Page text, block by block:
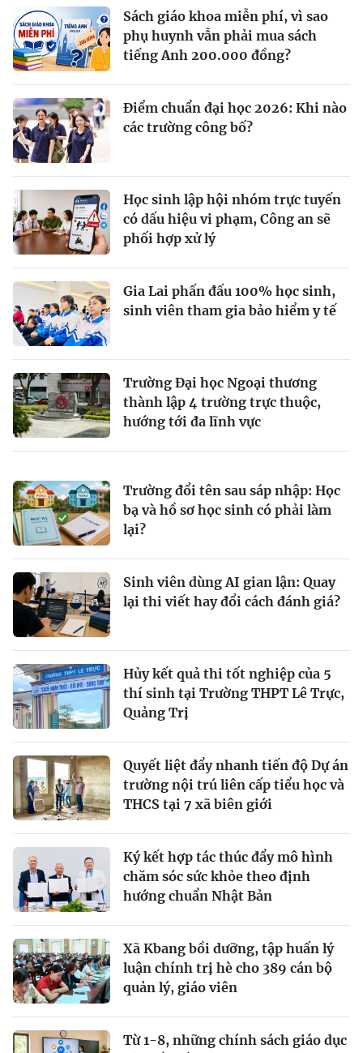
Sách giáo khoa miễn phí, vì sao
phụ huynh vẫn phải mua sách
tiếng Anh 200.000 đồng?
Điểm chuẩn đại học 2026: Khi nào
các trường công bố?
Học sinh lập hội nhóm trực tuyến
có dấu hiệu vi phạm, Công an sẽ
phối hợp xử lý
Gia Lai phấn đấu 100% học sinh,
sinh viên tham gia bảo hiểm y tế
Trường Đại học Ngoại thương
thành lập 4 trường trực thuộc,
hướng tới đa lĩnh vực
Trường đổi tên sau sáp nhập: Học
bạ và hồ sơ học sinh có phải làm
lại?
Sinh viên dùng AI gian lận: Quay
lại thi viết hay đổi cách đánh giá?
Hủy kết quả thi tốt nghiệp của 5
thí sinh tại Trường THPT Lê Trực,
Quảng Trị
Quyết liệt đẩy nhanh tiến độ Dự án
trường nội trú liên cấp tiểu học và
THCS tại 7 xã biên giới
Ký kết hợp tác thúc đẩy mô hình
chăm sóc sức khỏe theo định
hướng chuẩn Nhật Bản
Xã Kbang bồi dưỡng, tập huấn lý
luận chính trị hè cho 389 cán bộ
quản lý, giáo viên
Từ 1-8, những chính sách giáo dục